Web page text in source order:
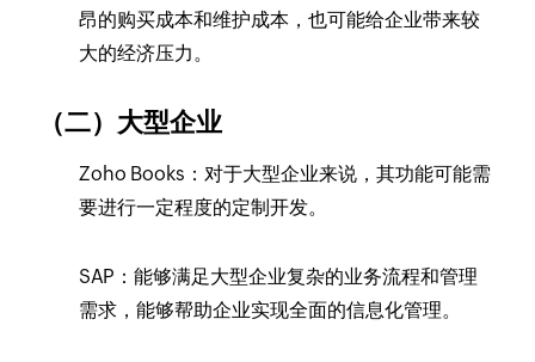
昂的购买成本和维护成本，也可能给企业带来较
大的经济压力。
（二）大型企业
Zoho Books：对于大型企业来说，其功能可能需
要进行一定程度的定制开发。
SAP：能够满足大型企业复杂的业务流程和管理
需求，能够帮助企业实现全面的信息化管理。